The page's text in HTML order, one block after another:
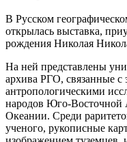
В Русском
открылась выставка,
рождения Николая
На ней представлены
архива РГО, связанные с
антропологическими
народов Юго-Восточной
Океании. Среди
ученого, рукописные